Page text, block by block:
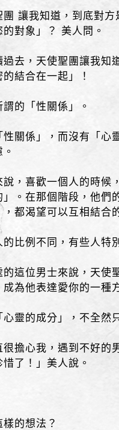
團 讓我知道，到底對
對象」？ 美人問。
過去，天使聖團讓我知
結合在一起」！
的「性關係」。
性關係」，而沒有「心
說，喜歡一個人的時候
」。在那個階段，他們
，都渴望可以互相結合
的比例不同，有些人特
的這位男士來說，天使
成為他表達愛你的一種
心靈的成分」，不全然
很擔心我，遇到不好的
了！」美人說。
的想法？